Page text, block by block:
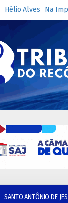
Hélio Alves Na
SANTO ANTÔNIO DE